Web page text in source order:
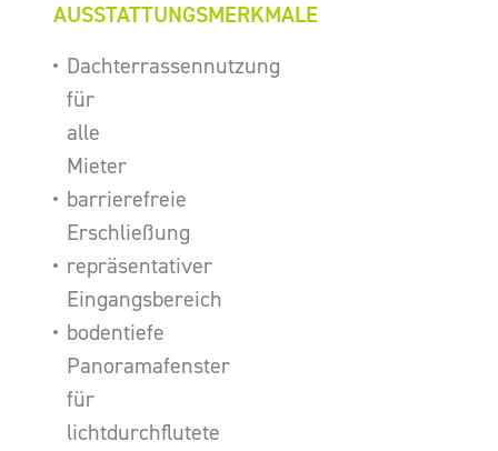
AUSSTATTUNGSMERKMALE
Dachterrassennutzung
für
alle
Mieter
barrierefreie
Erschließung
repräsentativer
Eingangsbereich
bodentiefe
Panoramafenster
für
lichtdurchflutete